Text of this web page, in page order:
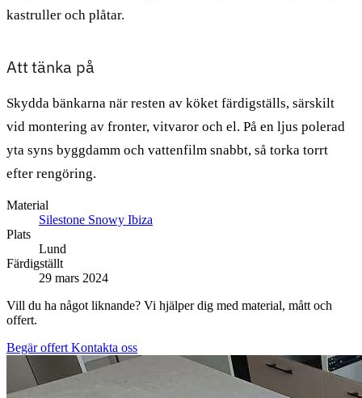
kastruller och plåtar.
Att tänka på
Skydda bänkarna när resten av köket färdigställs, särskilt
vid montering av fronter, vitvaror och el. På en ljus polerad
yta syns byggdamm och vattenfilm snabbt, så torka torrt
efter rengöring.
Material
Silestone Snowy Ibiza
Plats
Lund
Färdigställt
29 mars 2024
Vill du ha något liknande? Vi hjälper dig med material, mått och
offert.
Begär offert Kontakta oss